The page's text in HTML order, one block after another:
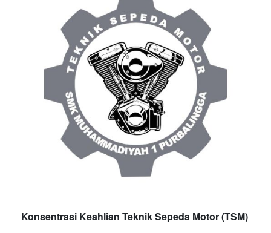
Konsentrasi Keahlian Teknik Sepeda Motor (TSM)